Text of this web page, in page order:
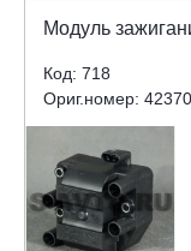
Модуль
Код: 718
Ориг.номер: